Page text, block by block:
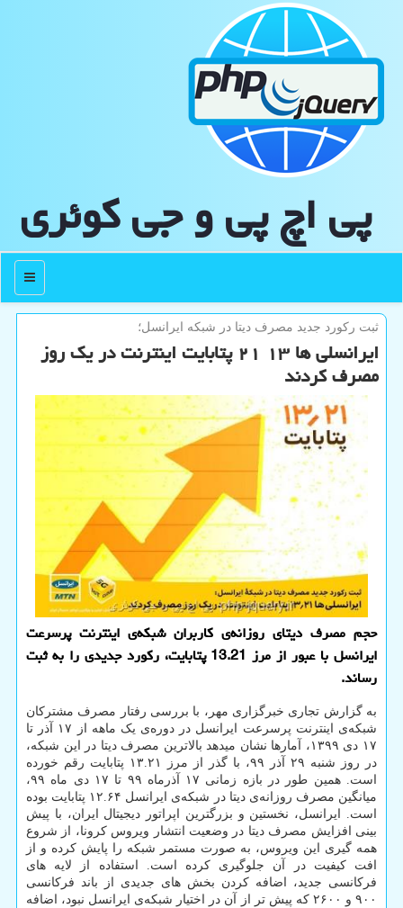
پی اچ پی و جی كوئری
منو
ثبت ركورد جدید مصرف دیتا در شبكه ایرانسل؛
ایرانسلی ها ۱۳ ۲۱ پتابایت اینترنت در یك روز
مصرف كردند
حجم مصرف دیتای روزانه‌ی کاربران شبکه‌ی اینترنت پرسرعت
ایرانسل با عبور از مرز 13.21 پتابایت، رکورد جدیدی را به ثبت
رساند.
به گزارش تجاری خبرگزاری مهر، با بررسی رفتار مصرف مشترکان
شبکه‌ی اینترنت پرسرعت ایرانسل در دوره‌ی یک ماهه از ۱۷ آذر تا
۱۷ دی ۱۳۹۹، آمارها نشان میدهد بالاترین مصرف دیتا در این شبکه،
در روز شنبه ۲۹ آذر ۹۹، با گذر از مرز ۱۳.۲۱ پتابایت رقم خورده
است. همین طور در بازه زمانی ۱۷ آذرماه ۹۹ تا ۱۷ دی ماه ۹۹،
میانگین مصرف روزانه‌ی دیتا در شبکه‌ی ایرانسل ۱۲.۶۴ پتابایت بوده
است. ایرانسل، نخستین و بزرگترین اپراتور دیجیتال ایران، با پیش
بینی افزایش مصرف دیتا در وضعیت انتشار ویروس کرونا، از شروع
همه گیری این ویروس، به صورت مستمر شبکه را پایش کرده و از
افت کیفیت در آن جلوگیری کرده است. استفاده از لایه های
فرکانسی جدید، اضافه کردن بخش های جدیدی از باند فرکانسی
۹۰۰ و ۲۶۰۰ که پیش تر از آن در اختیار شبکه‌ی ایرانسل نبود، اضافه